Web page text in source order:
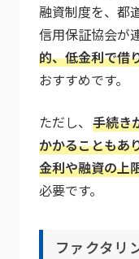
融資制度を、都
信用保証協会が
的、低金利で借
おすすめです。
ただし、 手続き
かかることもあ
金利や融資の上
必要です。
ファクタリ